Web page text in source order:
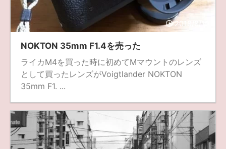
fujifilm game GR III hobby info iPad
iPhone K-1 Leica LENS LUMIX G100
LUMIX GF9 LUMIX S1
M(Typ240) minolta MX nikki Nikon
osmo osmo action3 panasonic pc
PEN E-P7 PENTAX photo Pocket 3 PS5
2018/8/19
NOKTON 35mm F1.4を売った
ライカM4を買った時に初めてMマウントのレンズ
として買ったレンズがVoigtlander NOKTON
35mm F1. ...